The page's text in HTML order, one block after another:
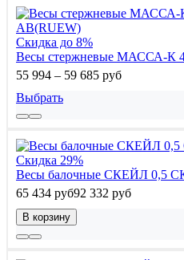
Скидка до 8%
Весы стержневые МАССА-К
55 994 – 59 685 руб
Выбрать
Скидка 29%
Весы балочные СКЕЙЛ 0,5
65 434 руб92 332 руб
В корзину